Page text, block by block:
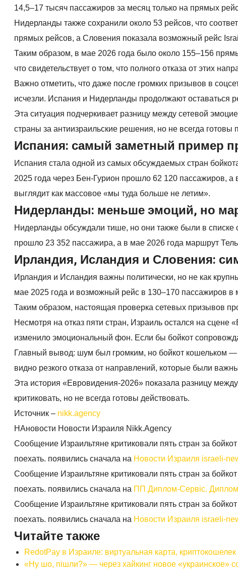
14,5–17 тысяч пассажиров за месяц только на прямых
Нидерланды также сохранили около 53 рейсов, что
прямых рейсов, а Словения показала возможный рейс
Таким образом, в мае 2026 года было около 155–156
что свидетельствует о том, что полного отказа от этих
Важно отметить, что даже после громких призывов в
исчезли. Испания и Нидерланды продолжают оставаться
Эта ситуация подчеркивает разницу между сетевой
страны за антиизраильские решения, но не всегда готовы
Испания: самый заметный пример
Испания стала одной из самых обсуждаемых стран
2025 года через Бен-Гурион прошло 62 120 пассажиров,
выглядит как массовое «мы туда больше не летим».
Нидерланды: меньше эмоций, но
Нидерланды обсуждали тише, но они также были в списке
прошло 23 352 пассажира, а в мае 2026 года маршрут
Ирландия, Исландия и Словения:
Ирландия и Исландия важны политически, но не как
мае 2025 года и возможный рейс в 130–170 пассажиров в
Таким образом, настоящая проверка сетевых призывов
Несмотря на отказ пяти стран, Израиль остался на
изменило эмоциональный фон. Если бы бойкот
Главный вывод: шум был громким, но бойкот кошельком —
видно резкого отказа от направлений, которые были
Эта история «Евровидения-2026» показала разницу
критиковать, но не всегда готовы действовать.
Источник – nikk.agency
НАновости Новости Израиля Nikk.Agency
Сообщение Израильтяне критиковали пять стран за
поехать. появились сначала на Новости Израиля israeli-
Сообщение Израильтяне критиковали пять стран за
поехать. появились сначала на ПП Диплом-Сервіс.
Сообщение Израильтяне критиковали пять стран за
поехать. появились сначала на Новости Израиля israeli-
Читайте также
RedotPay в Израиле: виртуальная карта,
«Ну шо, пішли?» — через хайкинг новое